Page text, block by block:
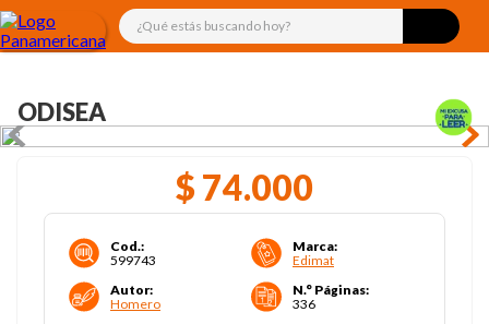
¿Qué estás buscando hoy?
ODISEA
$ 74.000
Cod.:
599743
Marca:
Edimat
Autor:
Homero
N.° Páginas:
336